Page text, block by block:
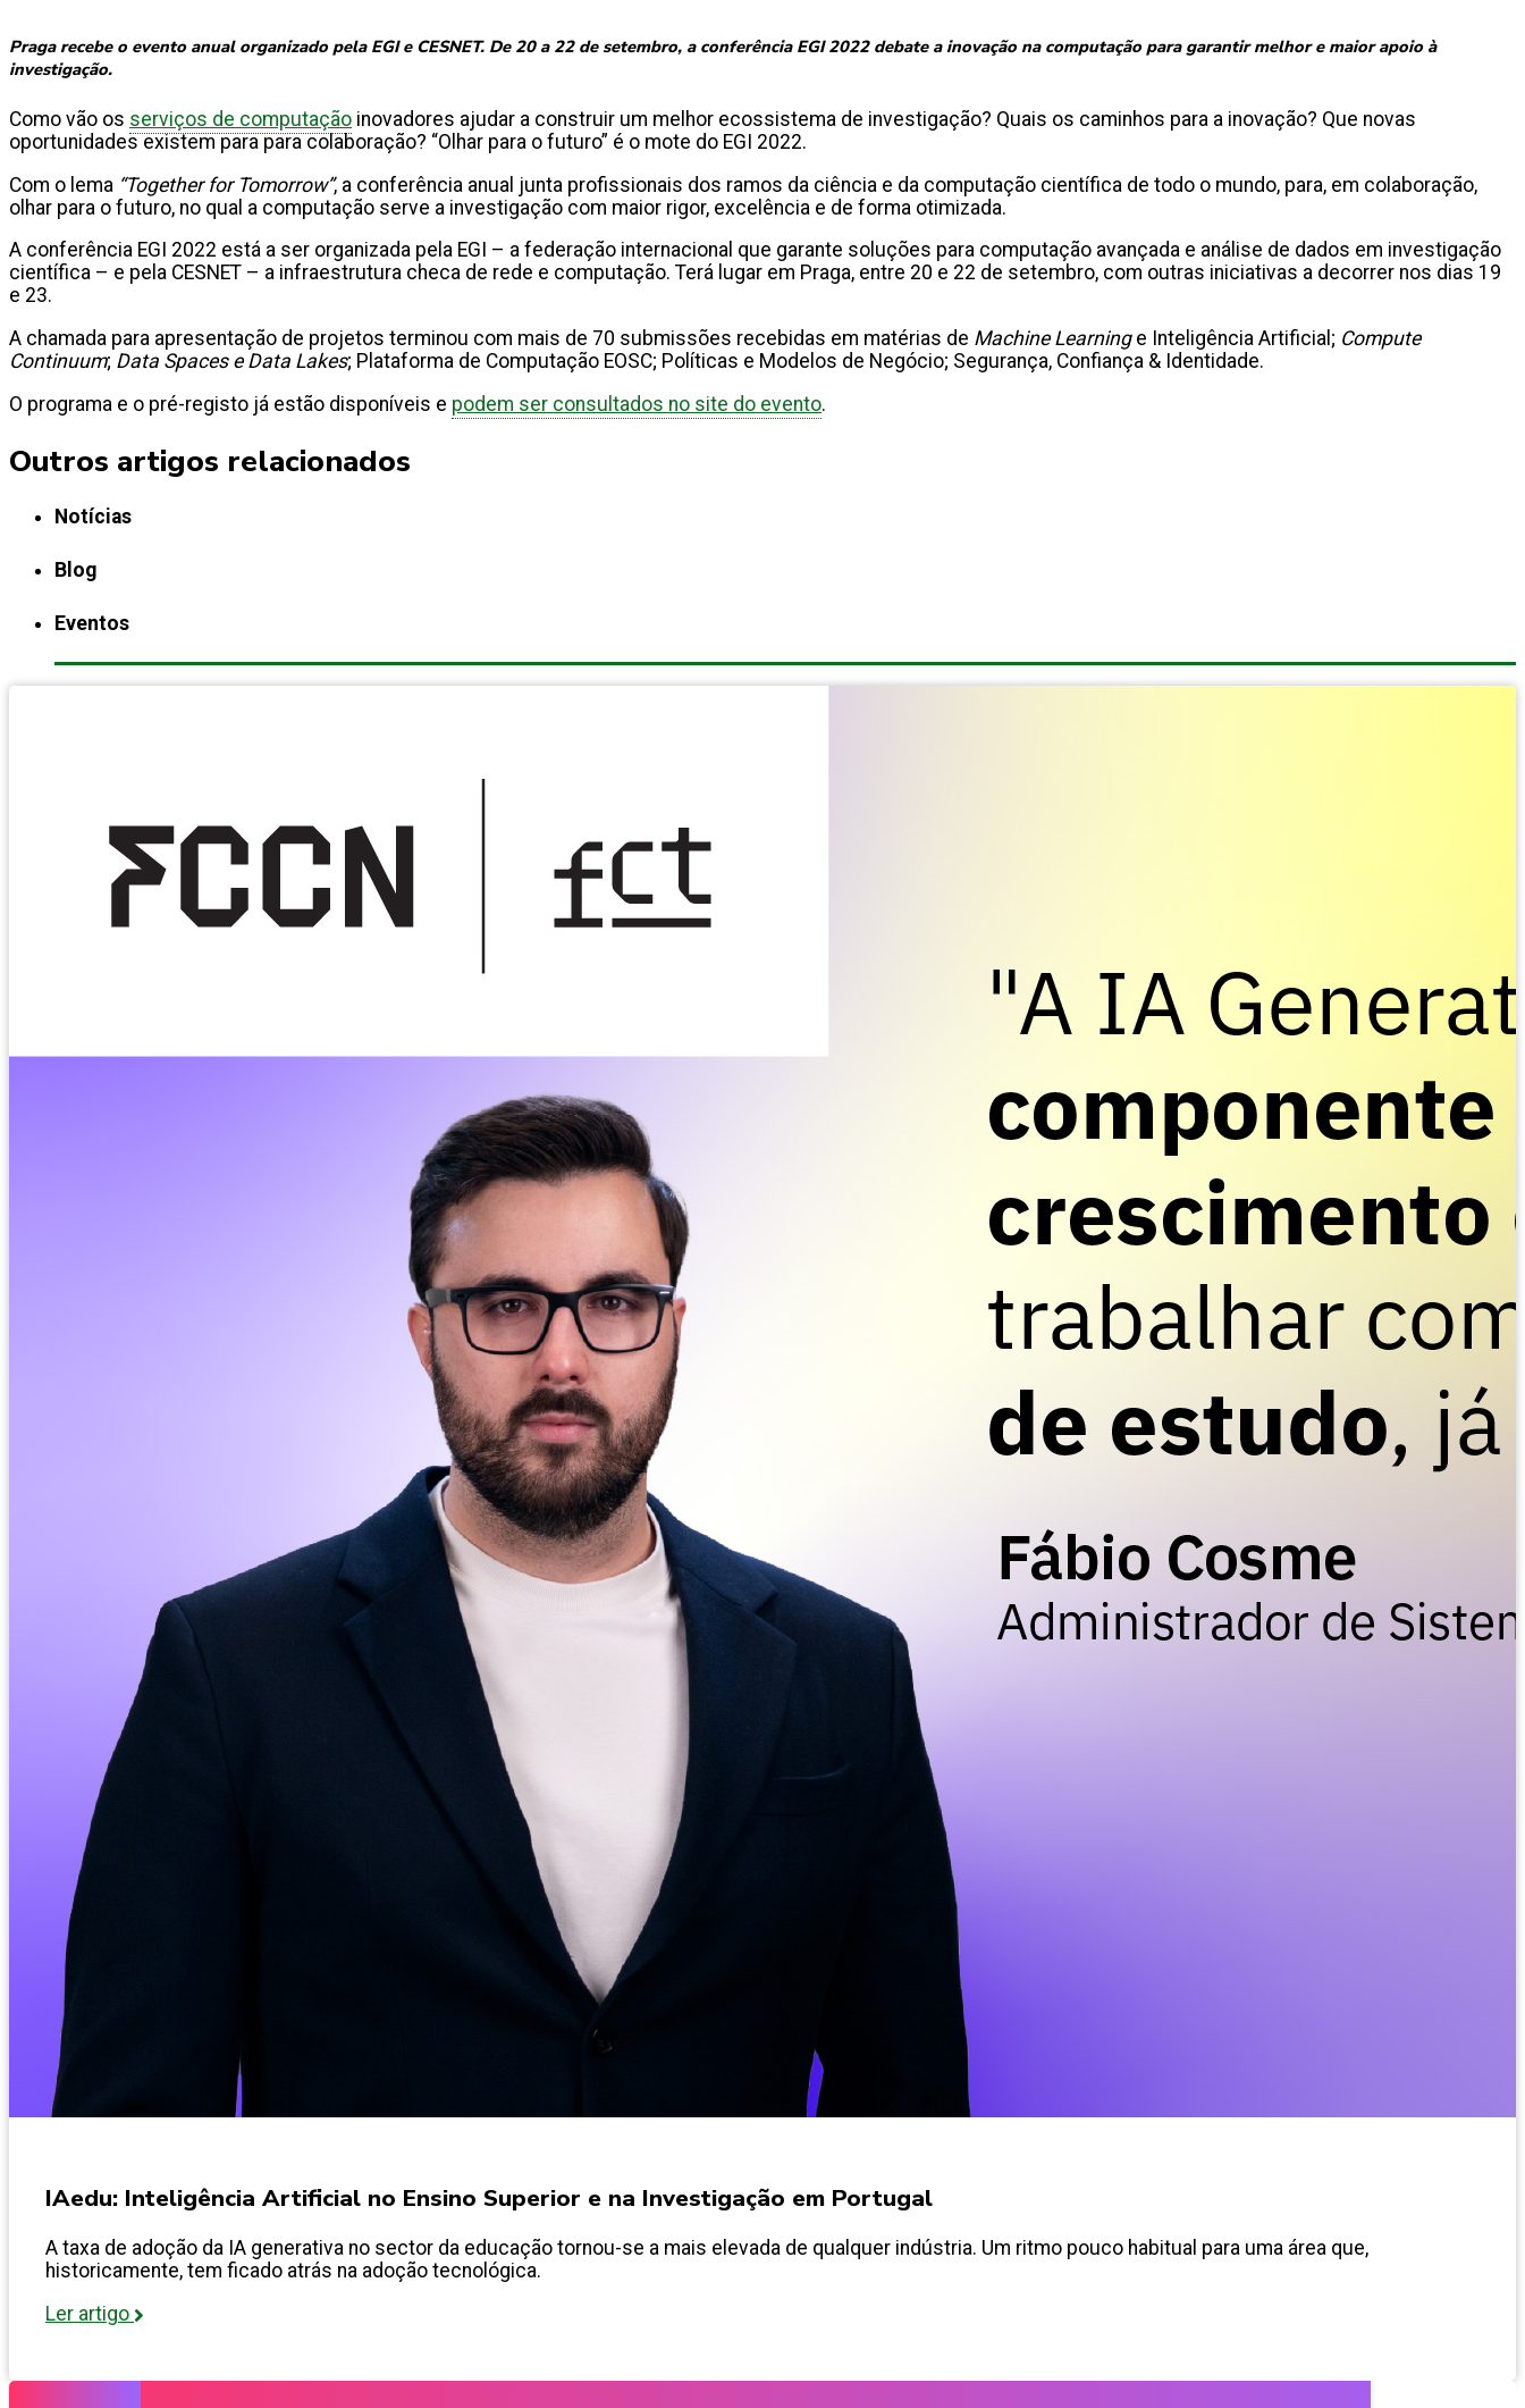
Praga recebe o evento anual organizado pela EGI e CESNET. De 20 a 22 de setembro, a conferência EGI 2022 debate a inovação na computação para garantir melhor e maior apoio à
investigação.
Como vão os serviços de computação inovadores ajudar a construir um melhor ecossistema de investigação? Quais os caminhos para a inovação? Que novas
oportunidades existem para para colaboração? “Olhar para o futuro” é o mote do EGI 2022.
Com o lema “Together for Tomorrow”, a conferência anual junta profissionais dos ramos da ciência e da computação científica de todo o mundo, para, em colaboração,
olhar para o futuro, no qual a computação serve a investigação com maior rigor, excelência e de forma otimizada.
A conferência EGI 2022 está a ser organizada pela EGI – a federação internacional que garante soluções para computação avançada e análise de dados em investigação
científica – e pela CESNET – a infraestrutura checa de rede e computação. Terá lugar em Praga, entre 20 e 22 de setembro, com outras iniciativas a decorrer nos dias 19
e 23.
A chamada para apresentação de projetos terminou com mais de 70 submissões recebidas em matérias de Machine Learninge Inteligência Artificial; Compute
Continuum; Data Spaces e Data Lakes; Plataforma de Computação EOSC; Políticas e Modelos de Negócio; Segurança, Confiança & Identidade.
O programa e o pré-registo já estão disponíveis e podem ser consultados no site do evento.
Outros artigos relacionados
Notícias
Blog
Eventos
IAedu: Inteligência Artificial no Ensino Superior e na Investigação em Portugal
A taxa de adoção da IA generativa no sector da educação tornou-se a mais elevada de qualquer indústria. Um ritmo pouco habitual para uma área que,
historicamente, tem ficado atrás na adoção tecnológica.
Ler artigo